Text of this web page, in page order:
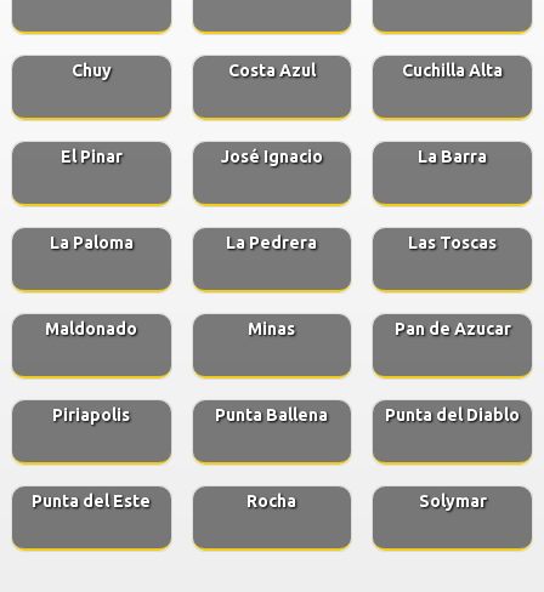
Chuy Costa Azul Cuchilla Alta
El Pinar José Ignacio La Barra
La Paloma La Pedrera Las Toscas
Maldonado Minas Pan de Azucar
Piriapolis Punta Ballena Punta del Diablo
Punta del Este Rocha Solymar